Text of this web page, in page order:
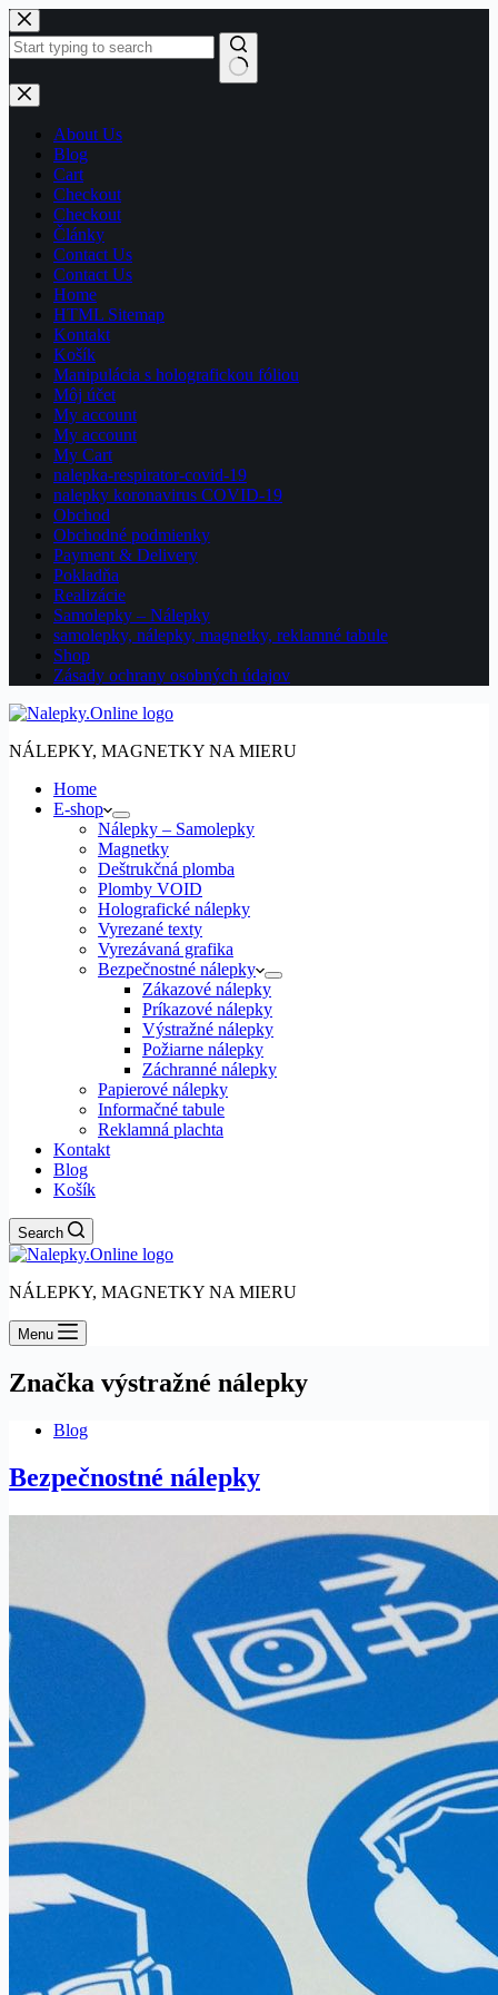
Skip
to
content
No
results
About Us
Blog
Cart
Checkout
Checkout
Články
Contact Us
Contact Us
Home
HTML Sitemap
Kontakt
Košík
Manipulácia s holografickou fóliou
Môj účet
My account
My account
My Cart
nalepka-respirator-covid-19
nalepky koronavirus COVID-19
Obchod
Obchodné podmienky
Payment & Delivery
Pokladňa
Realizácie
Samolepky – Nálepky
samolepky, nálepky, magnetky, reklamné tabule
Shop
Zásady ochrany osobných údajov
NÁLEPKY, MAGNETKY NA MIERU
Home
E-shop
Nálepky – Samolepky
Magnetky
Deštrukčná plomba
Plomby VOID
Holografické nálepky
Vyrezané texty
Vyrezávaná grafika
Bezpečnostné nálepky
Zákazové nálepky
Príkazové nálepky
Výstražné nálepky
Požiarne nálepky
Záchranné nálepky
Papierové nálepky
Informačné tabule
Reklamná plachta
Kontakt
Blog
Košík
Search
NÁLEPKY, MAGNETKY NA MIERU
Menu
Značka výstražné nálepky
Blog
Bezpečnostné nálepky